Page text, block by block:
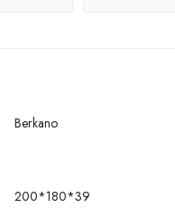
Berkano
200*180*39